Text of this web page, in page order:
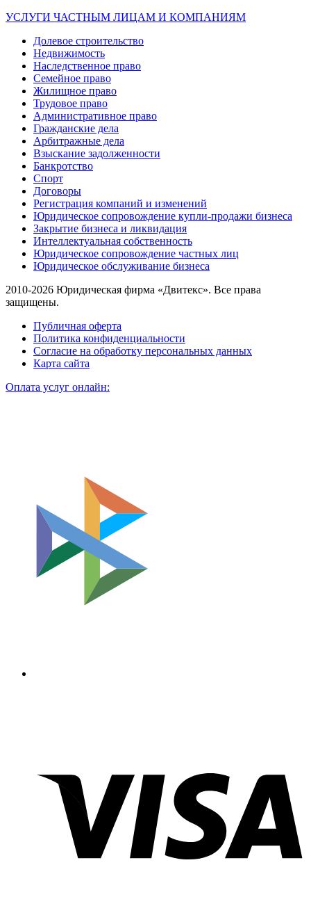
УСЛУГИ ЧАСТНЫМ ЛИЦАМ И КОМПАНИЯМ
Долевое строительство
Недвижимость
Наследственное право
Семейное право
Жилищное право
Трудовое право
Административное право
Гражданские дела
Арбитражные дела
Взыскание задолженности
Банкротство
Спорт
Договоры
Регистрация компаний и изменений
Юридическое сопровождение купли-продажи бизнеса
Закрытие бизнеса и ликвидация
Интеллектуальная собственность
Юридическое сопровождение частных лиц
Юридическое обслуживание бизнеса
2010-2026 Юридическая фирма «Двитекс». Все права
защищены.
Публичная оферта
Политика конфиденциальности
Согласие на обработку персональных данных
Карта сайта
Оплата услуг онлайн: